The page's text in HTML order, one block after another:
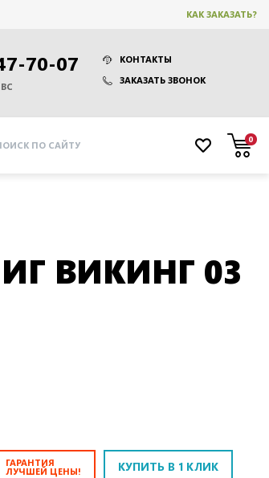
КАК ЗАКАЗАТЬ?
70-07
КОНТАКТЫ
ЗАКАЗАТЬ ЗВОНОК
0
ВИКИНГ 03
ГАРАНТИЯ
ЛУЧШЕЙ ЦЕНЫ! КУПИТЬ В 1 КЛИК